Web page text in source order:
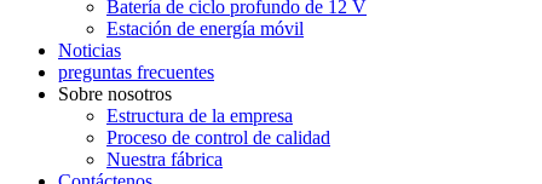
Batería de ciclo profundo de 12 V
Estación de energía móvil
Noticias
preguntas frecuentes
Sobre nosotros
Estructura de la empresa
Proceso de control de calidad
Nuestra fábrica